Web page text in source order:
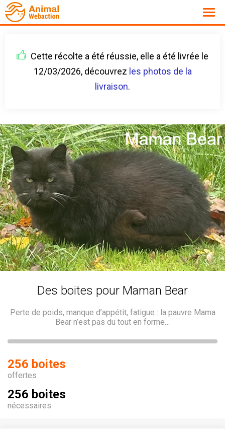
Cette récolte a été réussie, elle a été livrée le
12/03/2026, découvrez les photos de la
livraison.
Des boites pour Maman Bear
Perte de poids, manque d’appétit, fatigue : la pauvre Mama
Bear n’est pas du tout en forme…
256 boites
offertes
256 boites
nécessaires